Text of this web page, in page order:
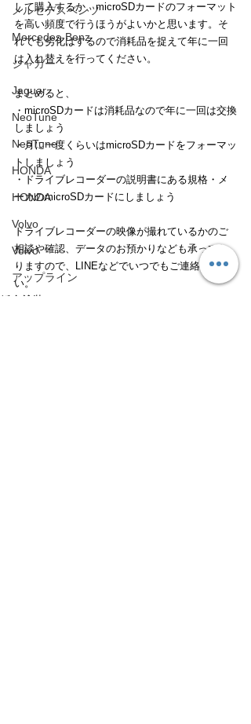
メルセデスベンツ
Mercedes-Benz
ジャガー
Jaguar
NeoTune
NeoTune
HONDA
HONDA
Volvo
Volvo
アップライン
して購入するか、microSDカードのフォーマット
を高い頻度で行うほうがよいかと思います。そ
れでも劣化はするので消耗品を捉えて年に一回
は入れ替えを行ってください。
まとめると、
・microSDカードは消耗品なので年に一回は交換
しましょう
・月に一度くらいはmicroSDカードをフォーマッ
トしましょう
・ドライブレコーダーの説明書にある規格・メ
ーカのmicroSDカードにしましょう
ドライブレコーダーの映像が撮れているかのご
相談や確認、データのお預かりなども承ってお
りますので、LINEなどでいつでもご連絡くださ
い。
鈑金塗装